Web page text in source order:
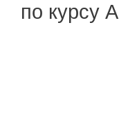
по курсу